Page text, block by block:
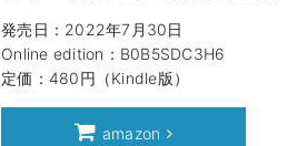
発売日：2022年7月30日
Online edition：B0B5SDC3H6
定価：480円（Kindle版）
amazon